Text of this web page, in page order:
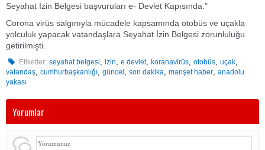
Seyahat İzin Belgesi başvuruları e- Devlet Kapısında."
Corona virüs salgınıyla mücadele kapsamında otobüs ve uçakla
yolculuk yapacak vatandaşlara Seyahat İzin Belgesi zorunluluğu
getirilmişti.
Etiketler: seyahat belgesi,izin,e devlet,koranavirüs,otobüs,uçak,
vatandaş, cumhurbaşkanlığı, güncel , son dakika, manşet haber, anadolu
yakası
Yorumlar